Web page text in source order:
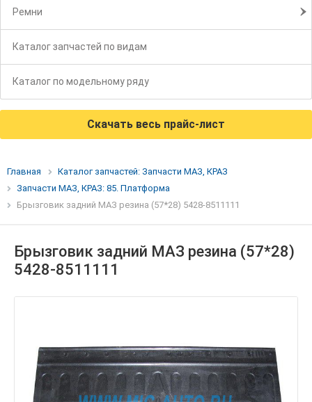
Ремни
Каталог запчастей по видам
Каталог по модельному ряду
Скачать весь прайс-лист
Главная
Каталог запчастей: Запчасти МАЗ, КРАЗ
Запчасти МАЗ, КРАЗ: 85. Платформа
Брызговик задний МАЗ резина (57*28) 5428-8511111
Брызговик задний МАЗ резина (57*28)
5428-8511111